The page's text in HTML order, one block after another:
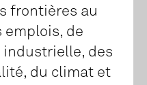
frontières au
emplois, de
industrielle, des
du climat et